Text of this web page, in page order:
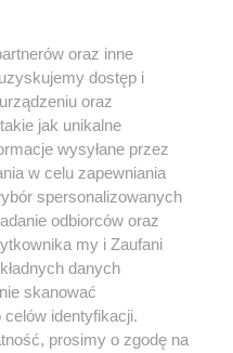
oraz inne
dostęp i
oraz
jak unikalne
wysyłane przez
w celu zapewniania
spersonalizowanych
odbiorców oraz
my i Zaufani
danych
skanować
identyfikacji.
prosimy o zgodę na